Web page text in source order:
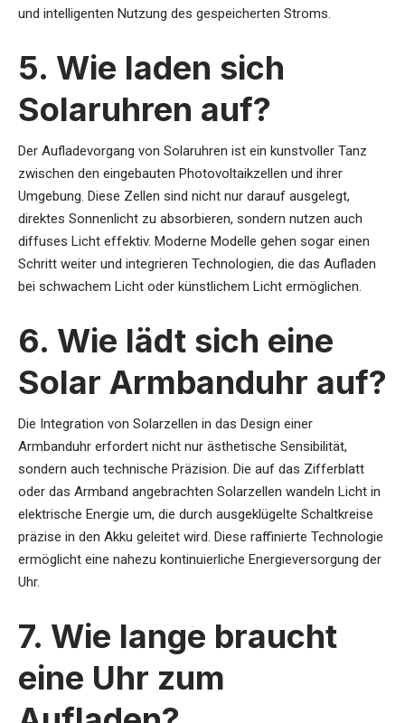
und intelligenten Nutzung des gespeicherten Stroms.
5. Wie laden sich
Solaruhren auf?
Der Aufladevorgang von Solaruhren ist ein kunstvoller Tanz
zwischen den eingebauten Photovoltaikzellen und ihrer
Umgebung. Diese Zellen sind nicht nur darauf ausgelegt,
direktes Sonnenlicht zu absorbieren, sondern nutzen auch
diffuses Licht effektiv. Moderne Modelle gehen sogar einen
Schritt weiter und integrieren Technologien, die das Aufladen
bei schwachem Licht oder künstlichem Licht ermöglichen.
6. Wie lädt sich eine
Solar Armbanduhr auf?
Die Integration von Solarzellen in das Design einer
Armbanduhr erfordert nicht nur ästhetische Sensibilität,
sondern auch technische Präzision. Die auf das Zifferblatt
oder das Armband angebrachten Solarzellen wandeln Licht in
elektrische Energie um, die durch ausgeklügelte Schaltkreise
präzise in den Akku geleitet wird. Diese raffinierte Technologie
ermöglicht eine nahezu kontinuierliche Energieversorgung der
Uhr.
7. Wie lange braucht
eine Uhr zum